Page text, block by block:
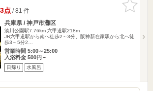
りに追加
点/ 81 件
兵庫県 / 神戸市灘区
湊川公園駅7.76km 六甲道駅218m
JR六甲道駅から南へ徒歩2～3分、阪神新在家駅から北へ徒
歩3～5分2…
営業時間 5:00～25:00
入浴料金 500円～
日帰り 水風呂